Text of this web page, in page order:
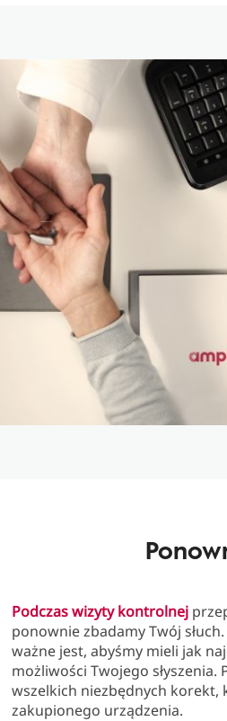
Podczas wizyty kontrolnej
ponownie zbadamy Twój
ważne jest, abyśmy mieli jak
możliwości Twojego
wszelkich niezbędnych korekt,
zakupionego urządzenia.